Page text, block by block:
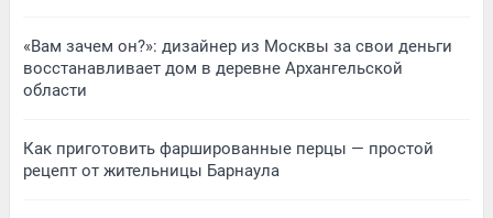
«Вам зачем он?»: дизайнер из Москвы за свои деньги
восстанавливает дом в деревне Архангельской
области
Как приготовить фаршированные перцы — простой
рецепт от жительницы Барнаула